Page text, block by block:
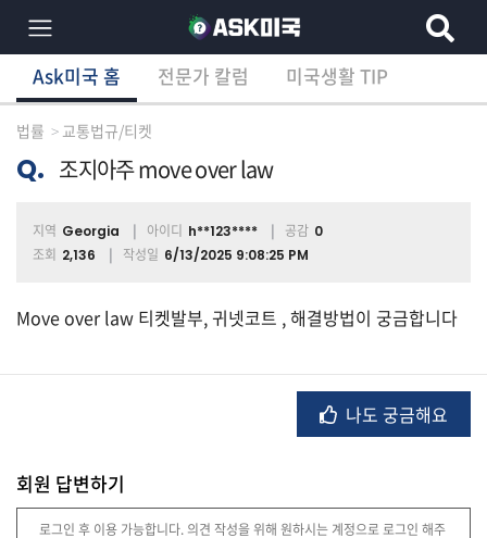
×
분
별
상
담
체
자
Ask미국 홈 전문가 칼럼 미국생활 TIP
Ask미국 홈 전문가 칼럼 미국생활 TIP
법률 교통법규/티켓
Q. 조지아주 move over law
지역 Georgia 아이디 h**123**** 공감 0
조회 2,136 작성일 6/13/2025 9:08:25 PM
Move over law 티켓발부, 귀넷코트 , 해결방법이 궁금합니다
나도 궁금해요
회원 답변하기